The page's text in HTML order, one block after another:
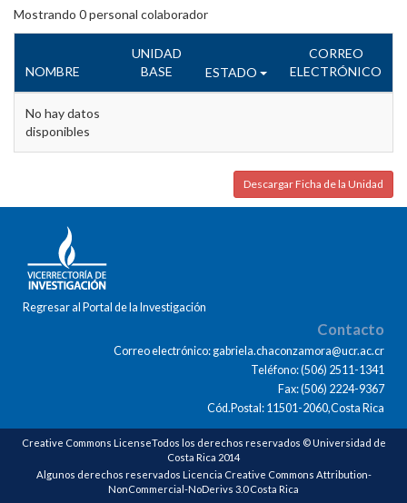
Mostrando 0personal colaborador
NOMBRE
UNIDAD
BASE
ESTADO
CORREO
ELECTRÓNICO
No hay datos
disponibles
Descargar Ficha de la Unidad
Regresar al Portal de la Investigación
Contacto
Correo electrónico: gabriela.chaconzamora@ucr.ac.cr
Teléfono: (506) 2511-1341
Fax: (506) 2224-9367
Cód.Postal: 11501-2060,Costa Rica
Creative Commons LicenseTodos los derechos reservados © Universidad de
Costa Rica 2014
Algunos derechos reservados Licencia Creative Commons Attribution-
NonCommercial-NoDerivs 3.0 Costa Rica